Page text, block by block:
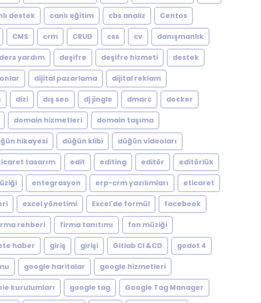
destek canlı eğitim cbs analiz Centos
CMS crm CRUD css cv danışmanlık
ders yardım deşifre deşifre hizmeti destek
dijital pazarlama dijital reklam
dizi dış seo dj jingle dmarc docker
domain hizmetleri domain taşıma
hikayesi düğün klibi düğün videoları
tasarım edit editing editör editörlük
entegrasyon erp-crm yazılımları eticaret
excel yönetimi Excel'de formül facebook
rehberi firma tanıtımı fon müziği
haber giriş girişi Gitlab CI &CD godot 4
google haritalar google hizmetleri
kurulumları google tag Google Tag Manager